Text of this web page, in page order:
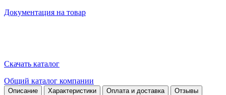
Документация на товар
Скачать каталог
Общий каталог компании
Описание Характеристики Оплата и доставка Отзывы